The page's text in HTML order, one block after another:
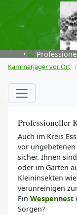
•
Kammerjäger vor Ort
Professioneller
Auch im Kreis
vor
sicher. Ihnen sind
oder im Garten
Kleininsekten wie
verunreinigen
Ein Wespennest
Sorgen?